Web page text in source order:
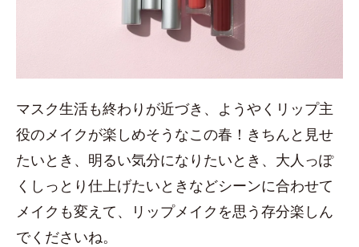
マスク生活も終わりが近づき、ようやくリップ主
役のメイクが楽しめそうなこの春！きちんと見せ
たいとき、明るい気分になりたいとき、大人っぽ
くしっとり仕上げたいときなどシーンに合わせて
メイクも変えて、リップメイクを思う存分楽しん
でくださいね。